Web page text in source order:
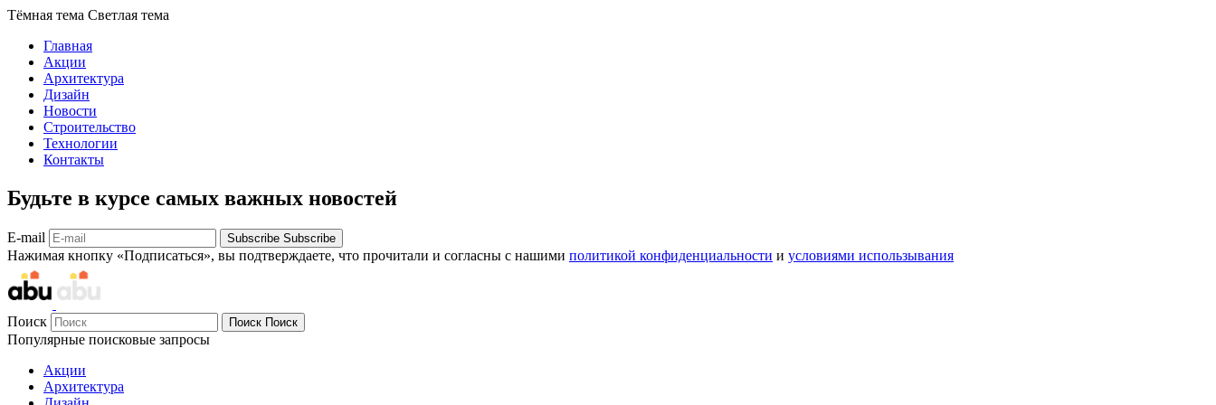
Тёмная тема Светлая тема
Главная
Акции
Архитектура
Дизайн
Новости
Строительство
Технологии
Контакты
Будьте в курсе самых важных новостей
E-mail Subscribe Subscribe
Нажимая кнопку «Подписаться», вы подтверждаете, что прочитали и согласны с нашими политикой конфиденциальности и условиями использывания
Поиск Поиск Поиск
Популярные поисковые запросы
Акции
Архитектура